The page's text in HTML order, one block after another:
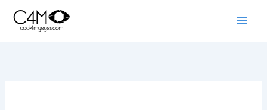
content